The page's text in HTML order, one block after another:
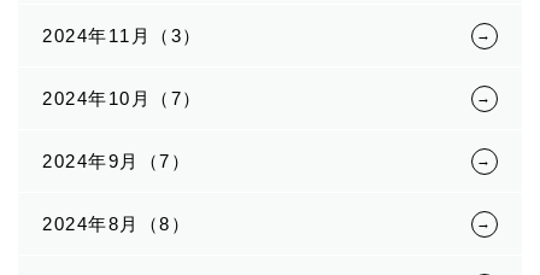
2024年11月（3）
2024年10月（7）
2024年9月（7）
2024年8月（8）